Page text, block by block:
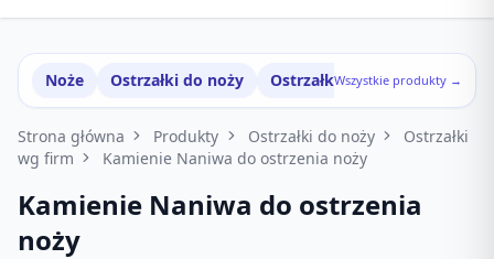
Noże Ostrzałki do noży Ostrzałki w zestawach
Wszystkie produkty →
Strona główna Produkty Ostrzałki do noży
Ostrzałki
wg firm
Kamienie Naniwa do ostrzenia noży
Kamienie Naniwa do ostrzenia
noży